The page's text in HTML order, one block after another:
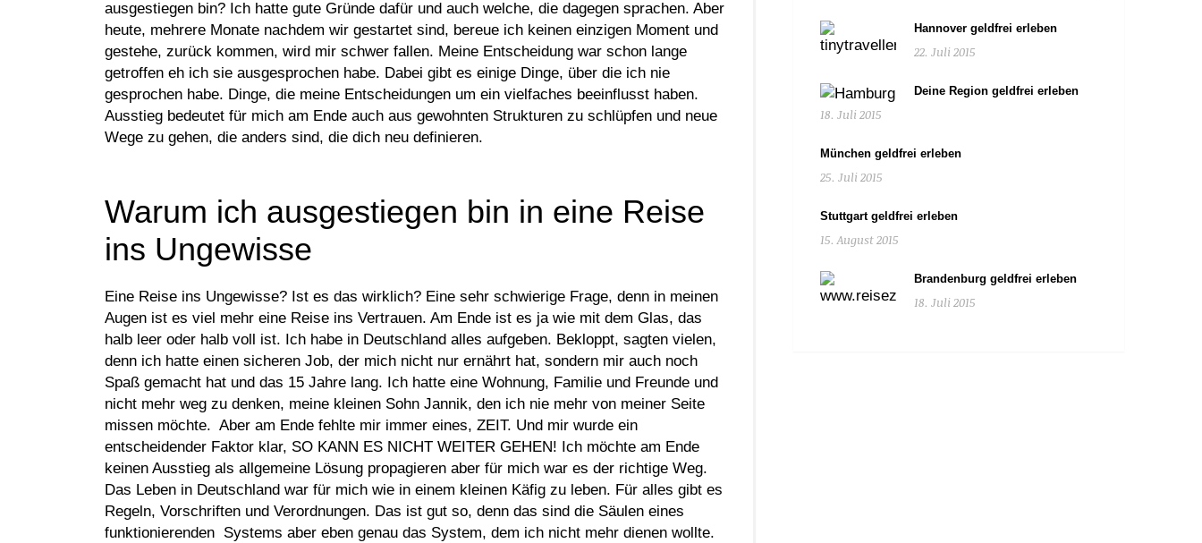
ausgestiegen bin? Ich hatte gute Gründe dafür und auch welche, die dagegen sprachen. Aber
heute, mehrere Monate nachdem wir gestartet sind, bereue ich keinen einzigen Moment und
gestehe, zurück kommen, wird mir schwer fallen. Meine Entscheidung war schon lange
getroffen eh ich sie ausgesprochen habe. Dabei gibt es einige Dinge, über die ich nie
gesprochen habe. Dinge, die meine Entscheidungen um ein vielfaches beeinflusst haben.
Ausstieg bedeutet für mich am Ende auch aus gewohnten Strukturen zu schlüpfen und neue
Wege zu gehen, die anders sind, die dich neu definieren.
Warum ich ausgestiegen bin in eine Reise
ins Ungewisse
Eine Reise ins Ungewisse? Ist es das wirklich? Eine sehr schwierige Frage, denn in meinen
Augen ist es viel mehr eine Reise ins Vertrauen. Am Ende ist es ja wie mit dem Glas, das
halb leer oder halb voll ist. Ich habe in Deutschland alles aufgeben. Bekloppt, sagten vielen,
denn ich hatte einen sicheren Job, der mich nicht nur ernährt hat, sondern mir auch noch
Spaß gemacht hat und das 15 Jahre lang. Ich hatte eine Wohnung, Familie und Freunde und
nicht mehr weg zu denken, meine kleinen Sohn Jannik, den ich nie mehr von meiner Seite
missen möchte. Aber am Ende fehlte mir immer eines, ZEIT. Und mir wurde ein
entscheidender Faktor klar, SO KANN ES NICHT WEITER GEHEN! Ich möchte am Ende
keinen Ausstieg als allgemeine Lösung propagieren aber für mich war es der richtige Weg.
Das Leben in Deutschland war für mich wie in einem kleinen Käfig zu leben. Für alles gibt es
Regeln, Vorschriften und Verordnungen. Das ist gut so, denn das sind die Säulen eines
funktionierenden Systems aber eben genau das System, dem ich nicht mehr dienen wollte.
Hannover geldfrei erleben
22. Juli 2015
Deine Region geldfrei erleben
18. Juli 2015
München geldfrei erleben
25. Juli 2015
Stuttgart geldfrei erleben
15. August 2015
Brandenburg geldfrei erleben
18. Juli 2015